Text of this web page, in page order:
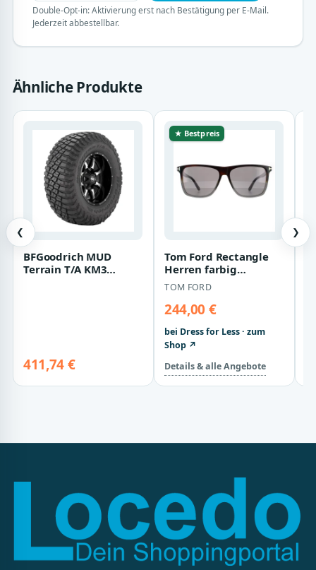
Double-Opt-in: Aktivierung erst nach Bestätigung per E-Mail.
Jederzeit abbestellbar.
Ähnliche Produkte
❮
BFGoodrich MUD
Terrain T/A KM3
411,74 €
★ Bestpreis
Tom Ford Rectangle
Herren farbig
Havanna Grau Spiegel
TOM FORD
244,00 €
bei Dress for Less · zum
Shop ↗
Details & alle Angebote
❯